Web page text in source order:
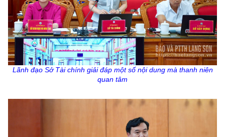
Lãnh đạo Sở Tài chính giải đáp một số nội dung mà thanh niên
quan tâm